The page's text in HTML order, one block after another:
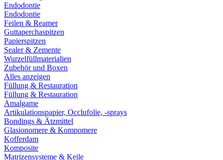
Endodontie
Endodontie
Feilen & Reamer
Guttaperchaspitzen
Papierspitzen
Sealer & Zemente
Wurzelfüllmaterialien
Zubehör und Boxen
Alles anzeigen
Füllung & Restauration
Füllung & Restauration
Amalgame
Artikulationspapier, Occlufolie, -sprays
Bondings & Ätzmittel
Glasionomere & Kompomere
Kofferdam
Komposite
Matrizensysteme & Keile